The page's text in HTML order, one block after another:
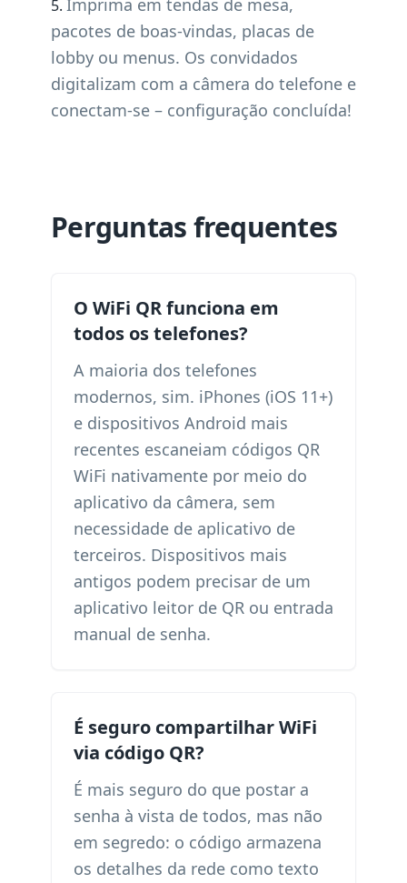
Imprima em tendas de mesa,
pacotes de boas-vindas, placas de
lobby ou menus. Os convidados
digitalizam com a câmera do telefone e
conectam-se – configuração concluída!
Perguntas frequentes
O WiFi QR funciona em
todos os telefones?
A maioria dos telefones
modernos, sim. iPhones (iOS 11+)
e dispositivos Android mais
recentes escaneiam códigos QR
WiFi nativamente por meio do
aplicativo da câmera, sem
necessidade de aplicativo de
terceiros. Dispositivos mais
antigos podem precisar de um
aplicativo leitor de QR ou entrada
manual de senha.
É seguro compartilhar WiFi
via código QR?
É mais seguro do que postar a
senha à vista de todos, mas não
em segredo: o código armazena
os detalhes da rede como texto